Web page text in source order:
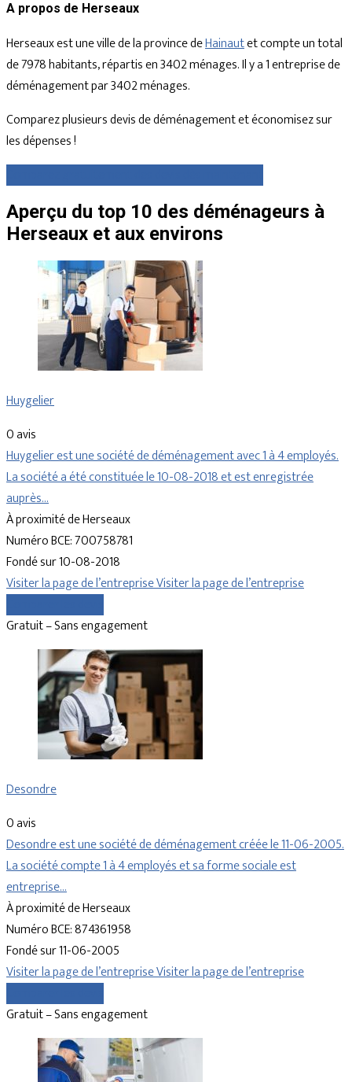
A propos de Herseaux
Herseaux est une ville de la province deHainautet compte un total
de 7978 habitants, répartis en 3402 ménages. Il y a 1 entreprise de
déménagement par 3402 ménages.
Comparez plusieurs devis de déménagement et économisez sur
les dépenses !
Aperçu du top 10 des déménageurs à
Herseaux et aux environs
Huygelier
0 avis
Huygelier est une société de déménagement avec 1 à 4 employés.
La société a été constituée le 10-08-2018 et est enregistrée
auprès…
À proximité de Herseaux
Numéro BCE: 700758781
Fondé sur 10-08-2018
Visiter la page de l’entrepriseVisiter la page de l’entreprise
Gratuit – Sans engagement
Desondre
0 avis
Desondre est une société de déménagement créée le 11-06-2005.
La société compte 1 à 4 employés et sa forme sociale est
entreprise…
À proximité de Herseaux
Numéro BCE: 874361958
Fondé sur 11-06-2005
Visiter la page de l’entrepriseVisiter la page de l’entreprise
Gratuit – Sans engagement